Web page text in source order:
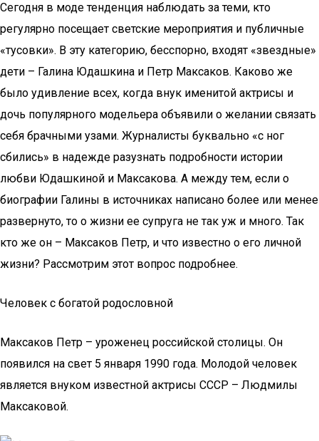
Сегодня в моде тенденция наблюдать за теми, кто
регулярно посещает светские мероприятия и публичные
«тусовки». В эту категорию, бесспорно, входят «звездные»
дети – Галина Юдашкина и Петр Максаков. Каково же
было удивление всех, когда внук именитой актрисы и
дочь популярного модельера объявили о желании связать
себя брачными узами. Журналисты буквально «с ног
сбились» в надежде разузнать подробности истории
любви Юдашкиной и Максакова. А между тем, если о
биографии Галины в источниках написано более или менее
развернуто, то о жизни ее супруга не так уж и много. Так
кто же он – Максаков Петр, и что известно о его личной
жизни? Рассмотрим этот вопрос подробнее.
Человек с богатой родословной
Максаков Петр – уроженец российской столицы. Он
появился на свет 5 января 1990 года. Молодой человек
является внуком известной актрисы СССР – Людмилы
Максаковой.